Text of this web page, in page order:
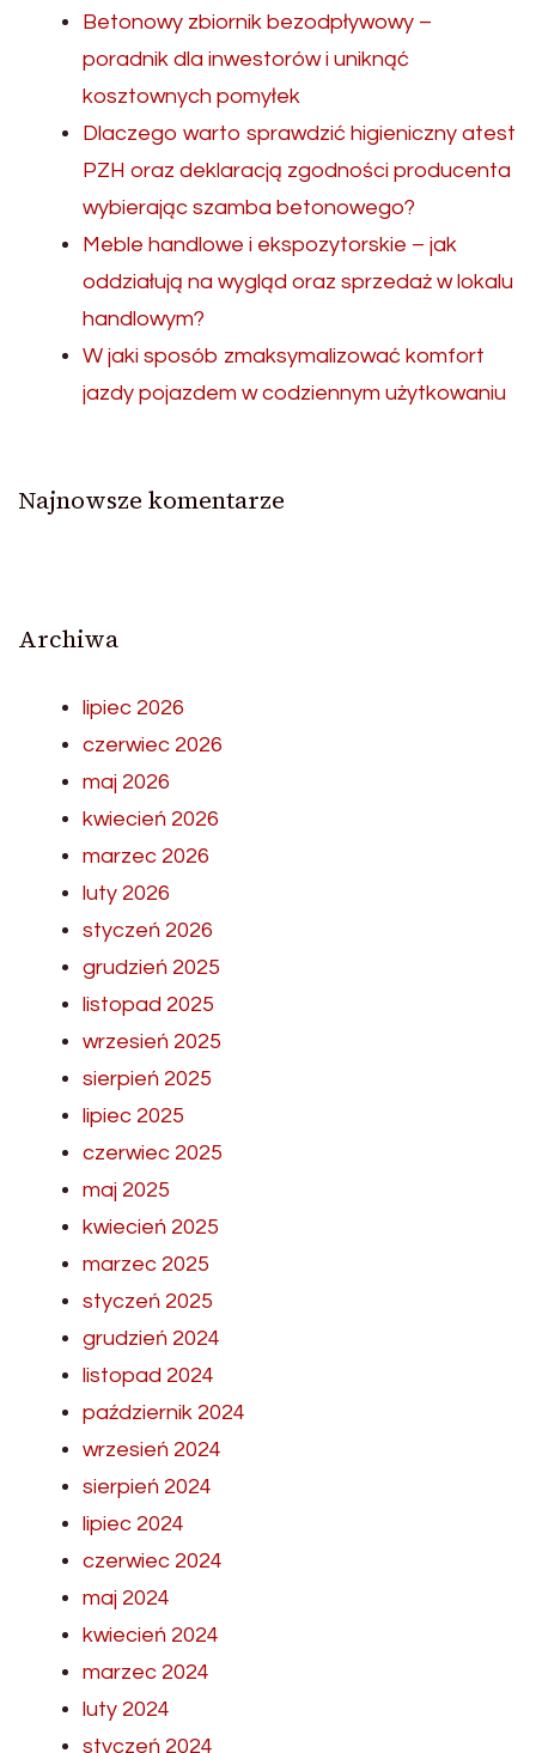
Betonowy zbiornik bezodpływowy –
poradnik dla inwestorów i uniknąć
kosztownych pomyłek
Dlaczego warto sprawdzić higieniczny atest
PZH oraz deklaracją zgodności producenta
wybierając szamba betonowego?
Meble handlowe i ekspozytorskie – jak
oddziałują na wygląd oraz sprzedaż w lokalu
handlowym?
W jaki sposób zmaksymalizować komfort
jazdy pojazdem w codziennym użytkowaniu
Najnowsze komentarze
Archiwa
lipiec 2026
czerwiec 2026
maj 2026
kwiecień 2026
marzec 2026
luty 2026
styczeń 2026
grudzień 2025
listopad 2025
wrzesień 2025
sierpień 2025
lipiec 2025
czerwiec 2025
maj 2025
kwiecień 2025
marzec 2025
styczeń 2025
grudzień 2024
listopad 2024
październik 2024
wrzesień 2024
sierpień 2024
lipiec 2024
czerwiec 2024
maj 2024
kwiecień 2024
marzec 2024
luty 2024
styczeń 2024